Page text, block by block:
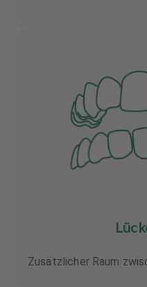
Zusätzlicher Raum